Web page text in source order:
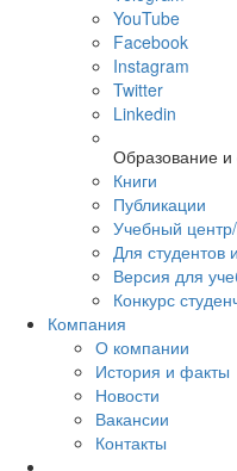
YouTube
Facebook
Instagram
Twitter
Linkedin
Образование и
Книги
Публикации
Учебный
Для студентов
Версия для
Конкурс
Компания
О компании
История и факты
Новости
Вакансии
Контакты